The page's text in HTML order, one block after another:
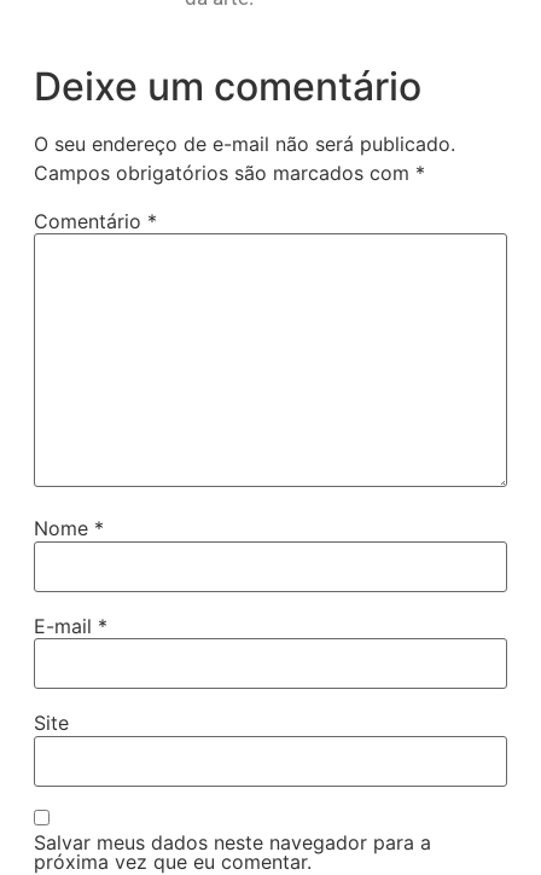
Deixe um comentário
O seu endereço de e-mail não será publicado.
Campos obrigatórios são marcados com *
Comentário *
Nome *
E-mail *
Site
Salvar meus dados neste navegador para a
próxima vez que eu comentar.